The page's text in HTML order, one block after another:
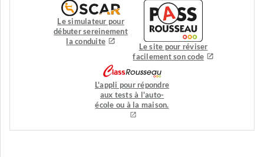
Le simulateur pour
débuter sereinement
la conduite
Le site pour réviser
facilement son code
L'appli pour répondre
aux tests à l'auto-
école ou à la maison.